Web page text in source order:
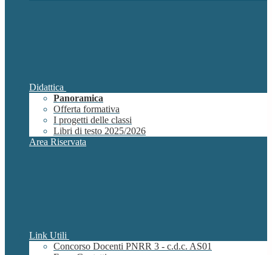
Didattica
Panoramica
Offerta formativa
I progetti delle classi
Libri di testo 2025/2026
Area Riservata
Link Utili
Concorso Docenti PNRR 3 - c.d.c. AS01